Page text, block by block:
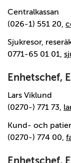
Centralkassan
(026-1) 551 20,
Sjukresor,
0771-65 01 01,
Enhetschef,
Lars Viklund
(0270-) 771 73,
Kund- och
(0270-) 774 00,